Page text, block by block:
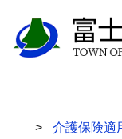
介護保険適